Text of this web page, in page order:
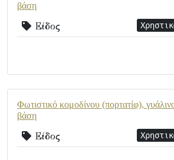
βάση
Είδος
Φωτιστικό κομοδίνου (πορτατίφ),
βάση
Είδος